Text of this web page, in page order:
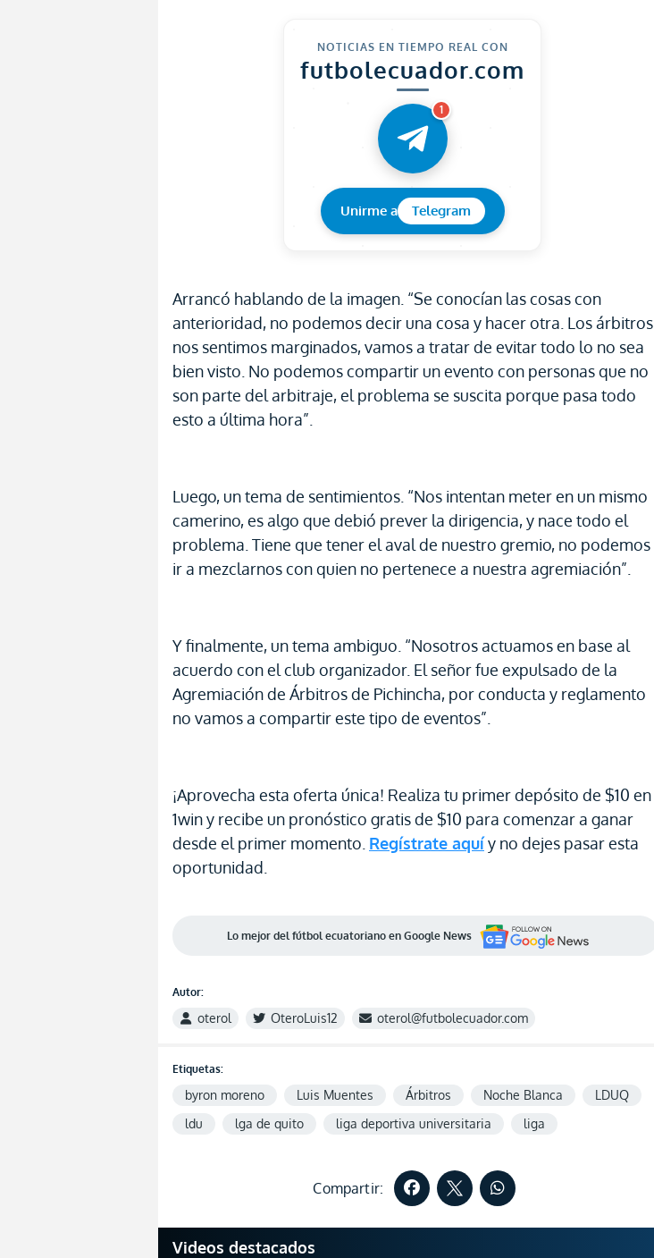
NOTICIAS EN TIEMPO REAL CON
futbolecuador.com
1
Unirme a Telegram
Arrancó hablando de la imagen. “Se conocían las cosas con
anterioridad, no podemos decir una cosa y hacer otra. Los árbitros
nos sentimos marginados, vamos a tratar de evitar todo lo no sea
bien visto. No podemos compartir un evento con personas que no
son parte del arbitraje, el problema se suscita porque pasa todo
esto a última hora”.
Luego, un tema de sentimientos. “Nos intentan meter en un mismo
camerino, es algo que debió prever la dirigencia, y nace todo el
problema. Tiene que tener el aval de nuestro gremio, no podemos
ir a mezclarnos con quien no pertenece a nuestra agremiación”.
Y finalmente, un tema ambiguo. “Nosotros actuamos en base al
acuerdo con el club organizador. El señor fue expulsado de la
Agremiación de Árbitros de Pichincha, por conducta y reglamento
no vamos a compartir este tipo de eventos”.
¡Aprovecha esta oferta única! Realiza tu primer depósito de $10 en
1win y recibe un pronóstico gratis de $10 para comenzar a ganar
desde el primer momento. Regístrate aquíy no dejes pasar esta
oportunidad.
Lo mejor del fútbol ecuatoriano en Google News
Autor:
oterol OteroLuis12 oterol@futbolecuador.com
Etiquetas:
byron moreno Luis Muentes Árbitros Noche Blanca
LDUQ
ldu
lga de quito liga deportiva universitaria liga
Compartir:
Videos destacados